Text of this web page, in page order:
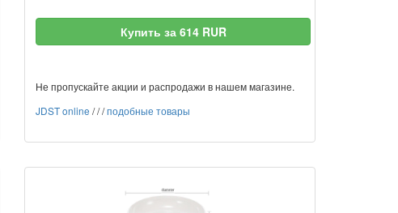
Купить за 614 RUR
Не пропускайте акции и распродажи в нашем магазине.
JDST online ///подобные товары